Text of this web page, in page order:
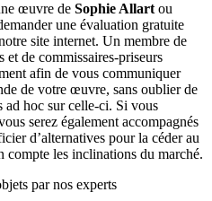
œuvre de Sophie Allart ou
une évaluation gratuite
site internet. Un membre de
et de commissaires-priseurs
afin de vous communiquer
de votre œuvre, sans oublier de
ad hoc sur celle-ci. Si vous
serez également accompagnés
d’alternatives pour la céder au
compte les inclinations du marché.
par nos experts